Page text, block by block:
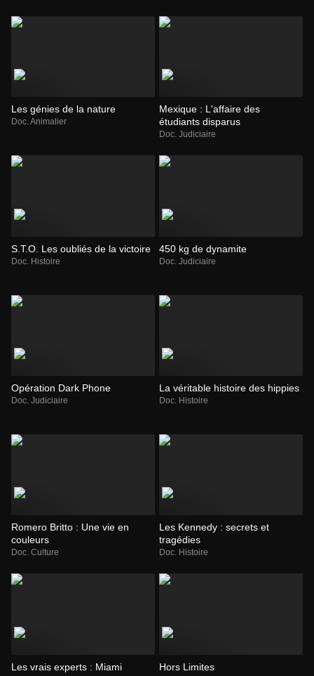
Les génies de la nature
Doc. Animalier
Mexique : L'affaire des
étudiants disparus
Doc. Judiciaire
S.T.O. Les oubliés de la victoire
Doc. Histoire
450 kg de dynamite
Doc. Judiciaire
Opération Dark Phone
Doc. Judiciaire
La véritable histoire des hippies
Doc. Histoire
Romero Britto : Une vie en
couleurs
Doc. Culture
Les Kennedy : secrets et
tragédies
Doc. Histoire
Les vrais experts : Miami Hors Limites